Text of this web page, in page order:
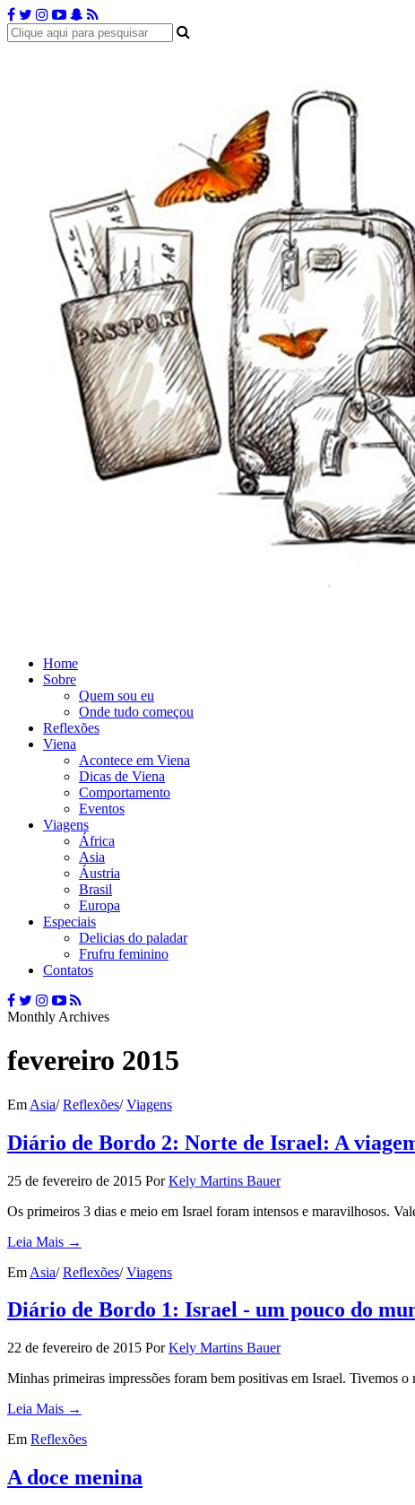
Home
Sobre
Quem sou eu
Onde tudo começou
Reflexões
Viena
Acontece em Viena
Dicas de Viena
Comportamento
Eventos
Viagens
África
Asia
Áustria
Brasil
Europa
Especiais
Delicias do paladar
Frufru feminino
Contatos
Monthly Archives
fevereiro 2015
Em Asia/ Reflexões/ Viagens
Diário de Bordo 2: Norte de Israel: A
25 de fevereiro de 2015 Por Kely Martins Bauer
Os primeiros 3 dias e meio em Israel foram intensos e maravilhosos.
Leia Mais →
Em Asia/ Reflexões/ Viagens
Diário de Bordo 1: Israel - um pouco do
22 de fevereiro de 2015 Por Kely Martins Bauer
Minhas primeiras impressões foram bem positivas em Israel. Tivemos
Leia Mais →
Em Reflexões
A doce menina